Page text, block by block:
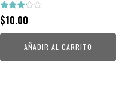
Valorado
con
3.00
$10.00
AÑADIR AL CARRITO